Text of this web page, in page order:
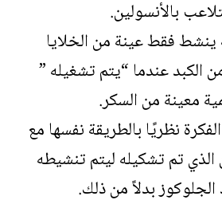
بالأنسولين.
ينشط فقط عينة من الخلايا
الكبد عندما “يتم تشغيله ”
معينة من السكر.
نظريًا بالطريقة نفسها مع
الذي تم تشكيله ليتم تنشيطه
بدلاً من ذلك.